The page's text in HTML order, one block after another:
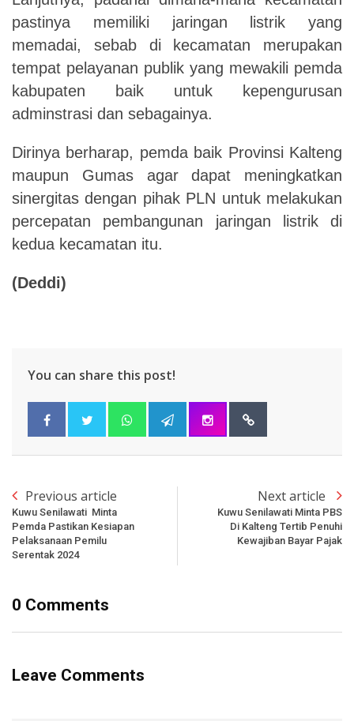
pastinya memiliki jaringan listrik yang
memadai, sebab di kecamatan merupakan
tempat pelayanan publik yang mewakili pemda
kabupaten baik untuk kepengurusan
adminstrasi dan sebagainya.
Dirinya berharap, pemda baik Provinsi Kalteng
maupun Gumas agar dapat meningkatkan
sinergitas dengan pihak PLN untuk melakukan
percepatan pembangunan jaringan listrik di
kedua kecamatan itu.
(Deddi)
You can share this post!
Previous article
Kuwu Senilawati Minta
Pemda Pastikan Kesiapan
Pelaksanaan Pemilu
Serentak 2024
Next article
Kuwu Senilawati Minta PBS
Di Kalteng Tertib Penuhi
Kewajiban Bayar Pajak
0 Comments
Leave Comments